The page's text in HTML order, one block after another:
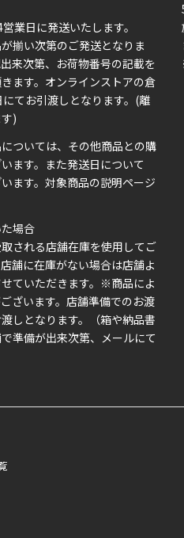
業日に発送いたします。
揃い次第のご発送となりま
来次第、お荷物番号の記載を
ます。オンラインストアの倉
てお引渡しとなります。(離
)
ついては、その他商品との購
ます。また発送日について
ます。対象商品の説明ページ
場合
される店舗在庫を使用してご
舗に在庫がない場合は店舗よ
ていただきます。※商品によ
ざいます。店舗準備でのお渡
しとなります。（箱や納品書
準備が出来次第、メールにて